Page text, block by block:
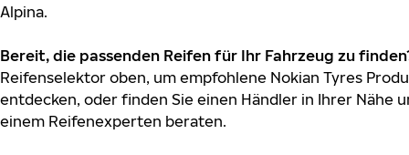
Alpina.
Bereit, die passenden Reifen für Ihr Fahrzeug zu
Reifenselektor oben, um empfohlene Nokian Tyres
entdecken, oder finden Sie einen Händler in Ihrer Nähe
einem Reifenexperten beraten.